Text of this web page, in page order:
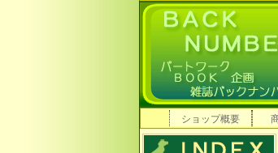
ショップ概要